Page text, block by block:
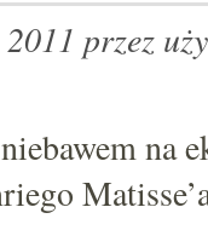
przez
na